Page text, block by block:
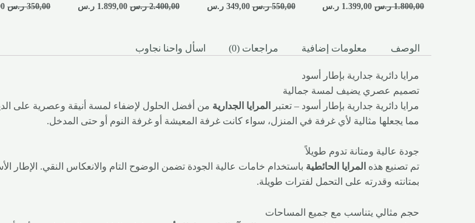
1.800,00 ر.س 1.399,00 ر.س 550,00 ر.س 349,00 ر.س 2.400,00 ر.س 1.899,00 ر.س 350,00 ر.س
الوصف معلومات إضافية مراجعات (0) اسأل واحنا نجاوب
مرايا دائرية جدارية بإطار أسود
تصميم عصري يضيف لمسة جمالية
مرايا دائرية جدارية بإطار أسود – تعتبر
المرايا الجدارية من أفضل الحلول لإضفاء لمسة أنيقة وعصرية على
مما يجعلها مثالية لأي غرفة في المنزل، سواء كانت غرفة المعيشة أو غرفة النوم أو حتى المدخل.
جودة عالية ومتانة تدوم طويلاً
تم تصنيع هذه المرايا الحائطية باستخدام خامات عالية الجودة تضمن الوضوح التام والانعكاس النقي. الإطار
بمتانته وقدرته على التحمل لفترات طويلة.
حجم مثالي يتناسب مع جميع المساحات